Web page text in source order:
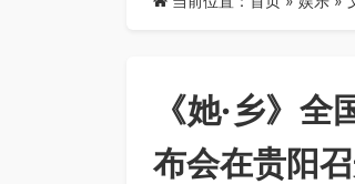
《她·乡》
布会在贵阳